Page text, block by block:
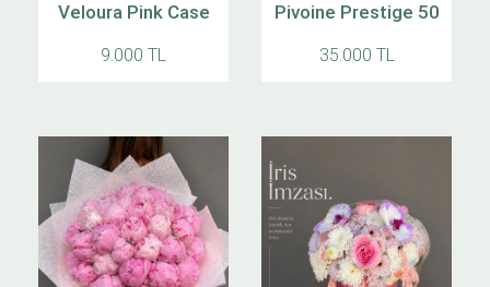
Veloura Pink Case
9.000 TL
Pivoine Prestige 50
35.000 TL